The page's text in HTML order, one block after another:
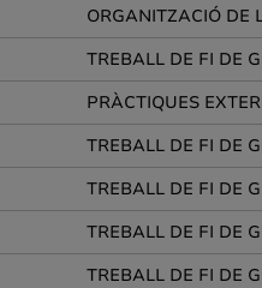
ORGANITZACIÓ DE
TREBALL DE FI DE
PRÀCTIQUES
TREBALL DE FI DE
TREBALL DE FI DE
TREBALL DE FI DE
TREBALL DE FI DE